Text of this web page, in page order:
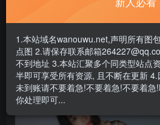
- 资源失效/充值未到账/账号解禁...等问
1.本站域名wanouwu.net,声明所有图
点图 2.请保存联系邮箱
不到地址 3.本站汇聚多个同类型站点
半即可享受所有资源, 且不断在更新
未到账请不要着急!不要着急!不要着
你处理即可...